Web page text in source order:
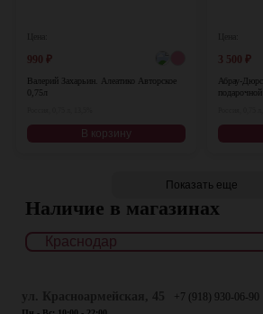
990 ₽
Валерий Захарьин. Алеатико Авторское
0,75л
В корзину
3 500 ₽
Абрау-
Показать еще
Наличие в магазинах
+7 (918) 930-06-90